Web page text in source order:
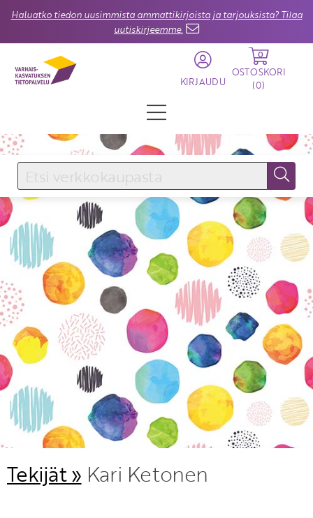
Haluatko tiedon uusimmista ammattikirjoista ja tarjouksista? Tilaa
uutiskirjeemme.
KIRJAUDU
0
OSTOSKORI
(0)
KIRJAUDU SISÄÄN
Käyttäjätunnus
Salasana
Unohtuiko salasana?
KIRJAUDU SISÄÄN
Etkö ole vielä Varhaiskasvatuksen Tietopalvelun
jäsen?
Liity tästä!
Tekijät » Kari Ketonen